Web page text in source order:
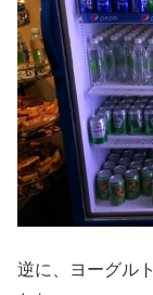
逆に、ヨーグル